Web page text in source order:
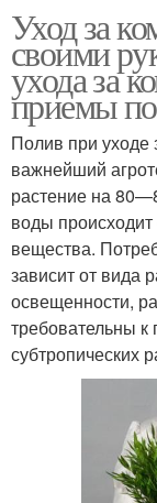
Уход за
своими
ухода за
приемы
Полив при
важнейший
растение на
воды
вещества.
зависит от вида
освещенности,
требовательны к
субтропических